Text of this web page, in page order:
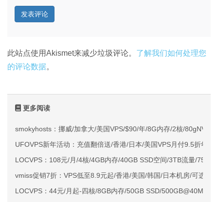
此站点使用Akismet来减少垃圾评论。 了解我们如何处理您
的评论数据。
更多阅读
smokyhosts：挪威/加拿大/美国VPS/$90/年/8G内存/2核/
UFOVPS新年活动：充值翻倍送/香港/日本/美国VPS月付9.5折年
LOCVPS：108元/月/4核/4GB内存/40GB SSD空间/3TB流量/
vmiss促销7折：VPS低至8.9元起/香港/美国/韩国/日本机房/可选
LOCVPS：44元/月起-四核/8GB内存/50GB SSD/